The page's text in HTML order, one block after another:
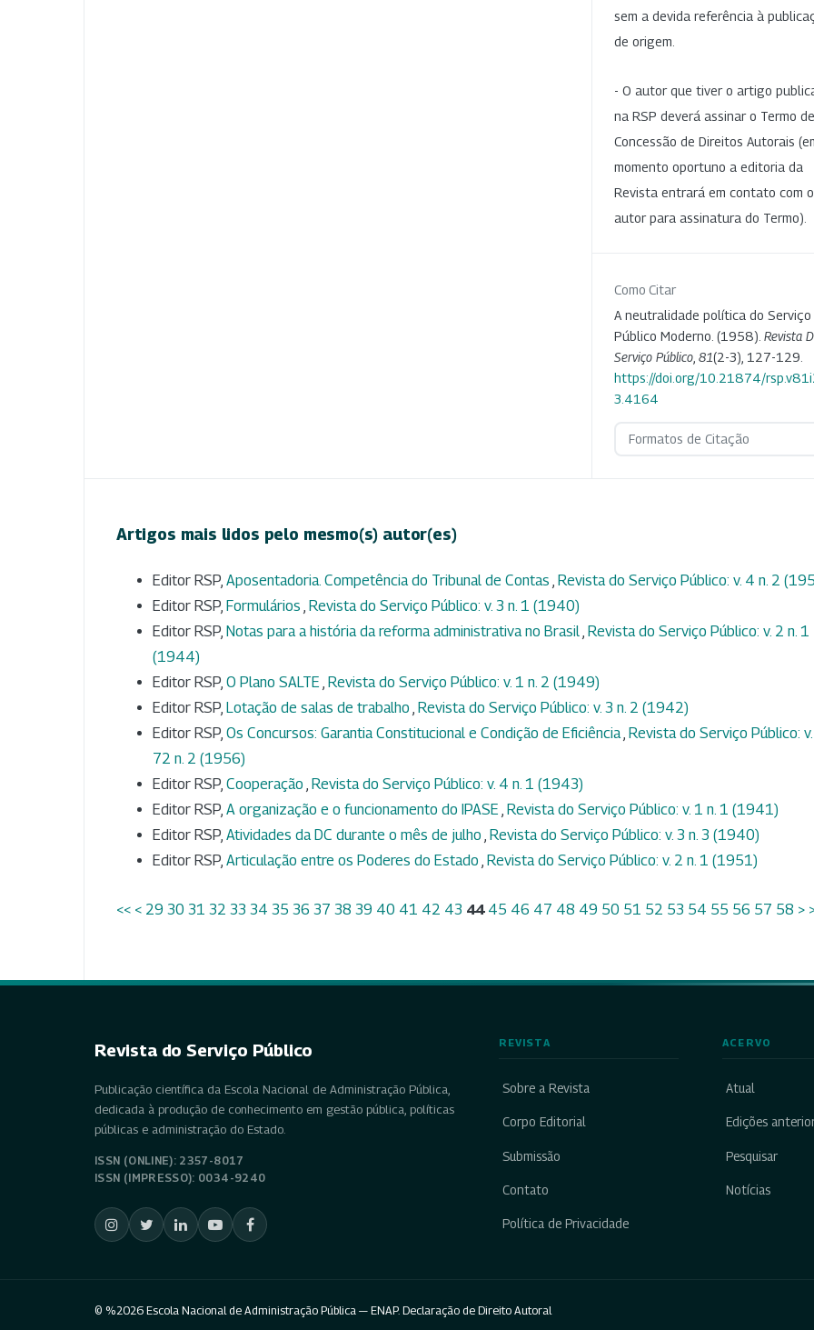
sem a devida referência à
de origem.
- O autor que tiver o artigo
na RSP deverá assinar o Termo de
Concessão de Direitos Autorais
momento oportuno a editoria da
Revista entrará em contato com o
autor para assinatura do Termo).
Como Citar
A neutralidade política do Serviço
Público Moderno. (1958). Revista
Serviço Público 81(2-3), 127-129.
https://doi.org/10.21874/
3.4164
Formatos de Citação
Artigos mais lidos pelo mesmo(s) autor(es)
Editor RSP, Aposentadoria. Competência do Tribunal de Contas , Revista do Serviço Público: v. 4 n. 2
Editor RSP, Formulários , Revista do Serviço Público: v. 3 n. 1 (1940)
Editor RSP, Notas para a história da reforma administrativa no Brasil, Revista do Serviço Público: v. 2 n. 1
(1944)
Editor RSP, O Plano SALTE , Revista do Serviço Público: v. 1 n. 2 (1949)
Editor RSP, Lotação de salas de trabalho , Revista do Serviço Público: v. 3 n. 2 (1942)
Editor RSP, Os Concursos: Garantia Constitucional e Condição de Eficiência, Revista do Serviço Público: v.
72 n. 2 (1956)
Editor RSP, Cooperação , Revista do Serviço Público: v. 4 n. 1 (1943)
Editor RSP, A organização e o funcionamento do IPASE , Revista do Serviço Público: v. 1 n. 1 (1941)
Editor RSP, Atividades da DC durante o mês de julho , Revista do Serviço Público: v. 3 n. 3 (1940)
Editor RSP, Articulação entre os Poderes do Estado , Revista do Serviço Público: v. 2 n. 1 (1951)
<< < 29 30 31 32 33 34 35 36 37 38 39 40 41 42 43 44 45 46 47 48 49 50 51 52 53 54 55 56 57 58 >
Revista do Serviço Público
Publicação científica da Escola Nacional de Administração Pública,
dedicada à produção de conhecimento em gestão pública, políticas
públicas e administração do Estado.
ISSN (ONLINE): 2357-8017
ISSN (IMPRESSO): 0034-9240
REVISTA
Sobre a Revista
Corpo Editorial
Submissão
Contato
Política de Privacidade
ACERVO
Atual
Edições
Pesquisar
Notícias
© %2026 Escola Nacional de Administração Pública — ENAP. Declaração de Direito Autoral